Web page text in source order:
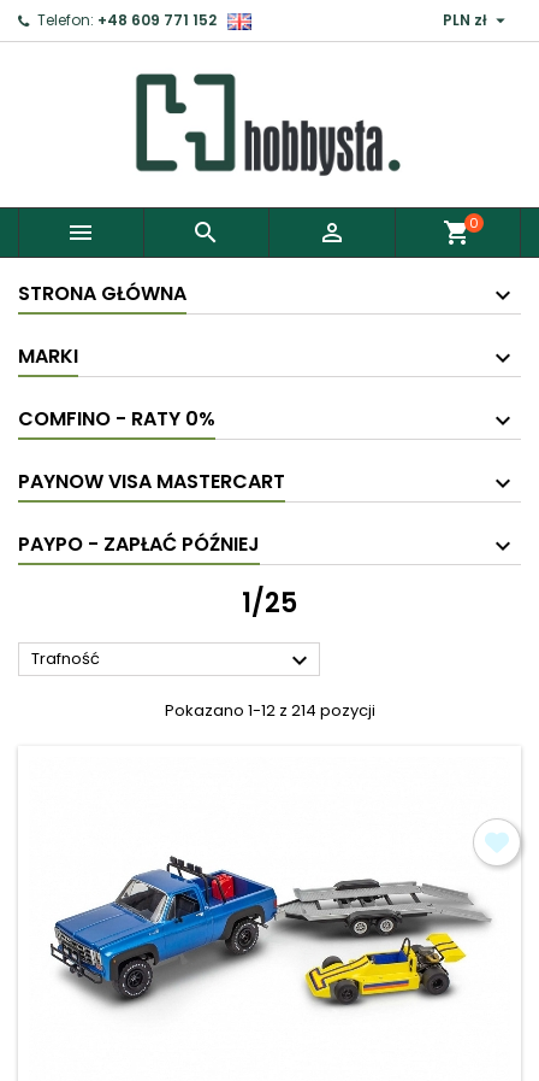
Telefon: +48 609 771 152 PLN zł 
   shopping_cart0
STRONA GŁÓWNA
MARKI
COMFINO - RATY 0%
PAYNOW VISA MASTERCART
PAYPO - ZAPŁAĆ PÓŹNIEJ
1/25
Trafność 
Pokazano 1-12 z 214 pozycji
Zaloguj ×
Aby zapisać produkty do Schowka, musisz się
Anuluj Zaloguj